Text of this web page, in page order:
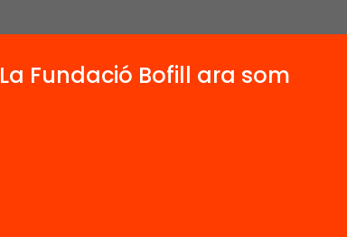
La Fundació Bofill ara som